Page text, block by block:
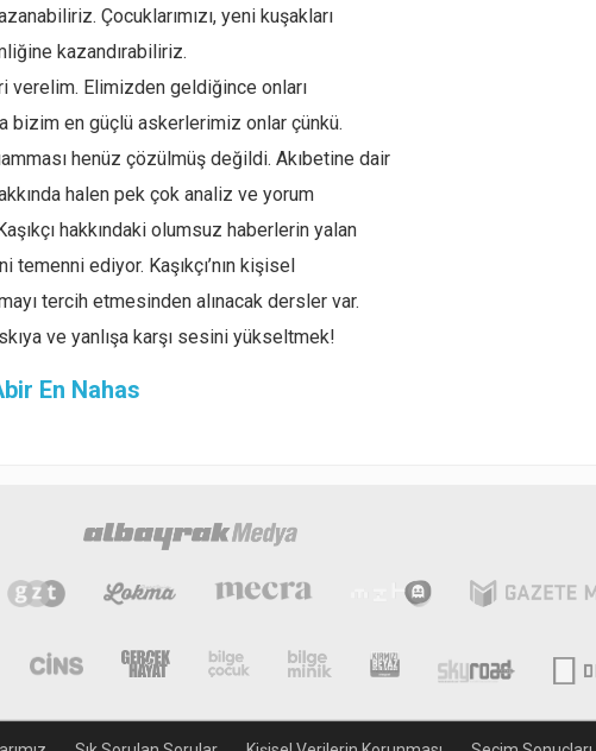
Çocuklarımızı, yeni kuşakları
kazandırabiliriz.
verelim. Elimizden geldiğince onları
bizim en güçlü askerlerimiz onlar çünkü.
henüz çözülmüş değildi. Akıbetine dair
halen pek çok analiz ve yorum
hakkındaki olumsuz haberlerin yalan
temenni ediyor. Kaşıkçı’nın kişisel
tercih etmesinden alınacak dersler var.
ve yanlışa karşı sesini yükseltmek!
En Nahas